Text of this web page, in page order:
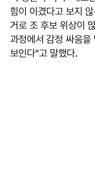
힘이 이겼다고 보지
거로 조 후보 위상이
과정에서 감정 싸움을
보인다"고 말했다.